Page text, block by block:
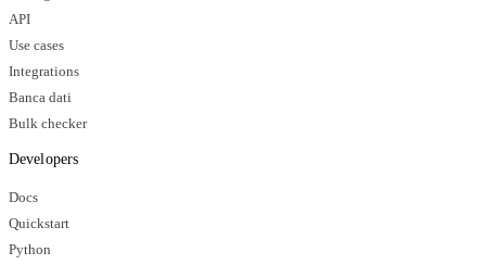
API
Use cases
Integrations
Banca dati
Bulk checker
Developers
Docs
Quickstart
Python